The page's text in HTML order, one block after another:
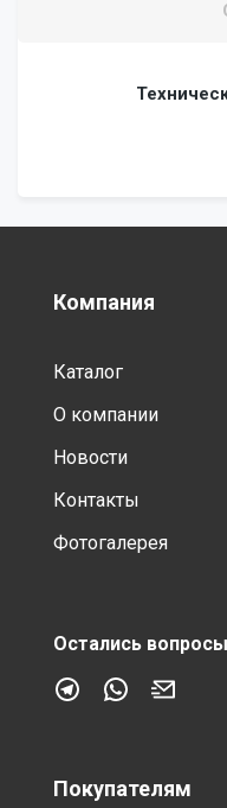
Компания
Каталог
О компании
Новости
Контакты
Фотогалерея
Остались
Покупателям